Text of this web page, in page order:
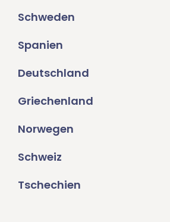
Schweden
Spanien
Deutschland
Griechenland
Norwegen
Schweiz
Tschechien